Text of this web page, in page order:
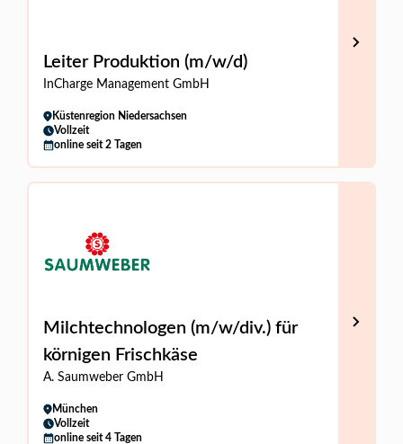
Leiter Produktion (m/w/d)
InCharge Management GmbH
Küstenregion Niedersachsen
Vollzeit
online seit 2 Tagen
Milchtechnologen (m/w/div.) für
körnigen Frischkäse
A. Saumweber GmbH
München
Vollzeit
online seit 4 Tagen